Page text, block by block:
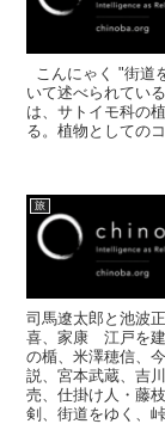
こんにゃく "街道
いて述べられてい
は、サトイモ科の
る。植物としての
旅
司馬遼太郎と池波
喜、家康 江戸を建
の楯、米澤穂信、
説、宮本武蔵、吉
売、仕掛け人・藤
剣、街道をゆく、